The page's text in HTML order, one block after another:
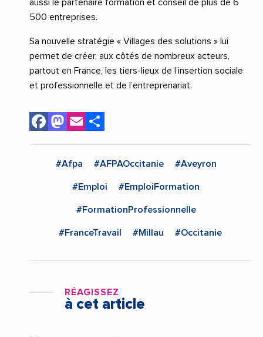
aussi le partenaire formation et conseil de plus de 6
500 entreprises.
Sa nouvelle stratégie « Villages des solutions » lui
permet de créer, aux côtés de nombreux acteurs,
partout en France, les tiers-lieux de l’insertion sociale
et professionnelle et de l’entreprenariat.
Facebook
Mastodon
Email
#Afpa #AFPAOccitanie #Aveyron
#Emploi #EmploiFormation
#FormationProfessionnelle
#FranceTravail #Millau #Occitanie
RÉAGISSEZ
à cet article